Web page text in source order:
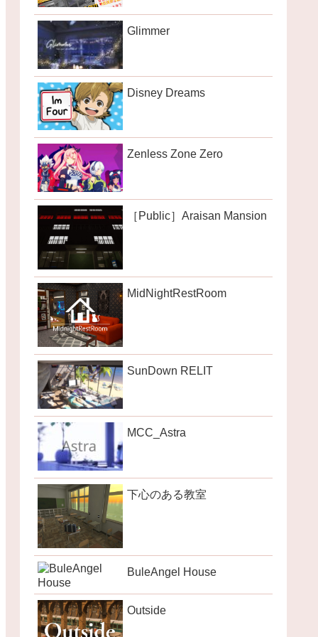
Glimmer
Disney Dreams
Zenless Zone Zero
［Public］Araisan Mansion
MidNightRestRoom
SunDown RELIT
MCC_Astra
下心のある教室
BuleAngel House
Outside